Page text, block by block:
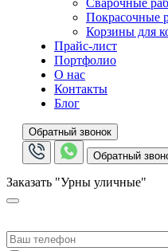
Покрасочные
Корзины для
Прайс-лист
Портфолио
О нас
Контакты
Блог
Обратный звонок
Обратный
Заказать "Урны уличные"